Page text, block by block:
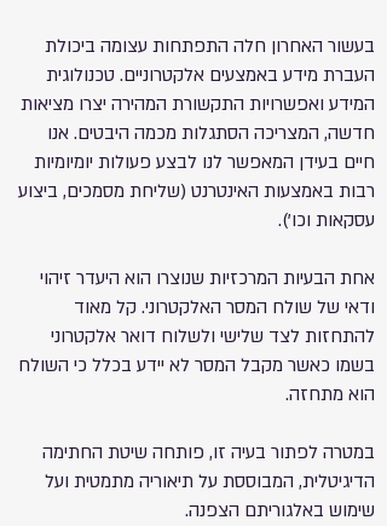
בעשור האחרון חלה התפתחות עצומה ביכולת
העברת מידע באמצעים אלקטרוניים. טכנולוגית
המידע ואפשרויות התקשורת המהירה יצרו מציאות
חדשה, המצריכה הסתגלות מכמה היבטים. אנו
חיים בעידן המאפשר לנו לבצע פעולות יומיומיות
רבות באמצעות האינטרנט (שליחת מסמכים, ביצוע
עסקאות וכו').
אחת הבעיות המרכזיות שנוצרו הוא היעדר זיהוי
ודאי של שולח המסר האלקטרוני. קל מאוד
להתחזות לצד שלישי ולשלוח דואר אלקטרוני
בשמו כאשר מקבל המסר לא יידע בכלל כי השולח
הוא מתחזה.
במטרה לפתור בעיה זו, פותחה שיטת החתימה
הדיגיטלית, המבוססת על תיאוריה מתמטית ועל
שימוש באלגוריתם הצפנה.